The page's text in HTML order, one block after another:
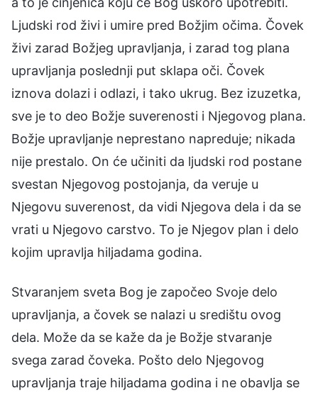
Ljudski rod živi i umire pred Božjim očima. Čovek
živi zarad Božjeg upravljanja, i zarad tog plana
upravljanja poslednji put sklapa oči. Čovek
iznova dolazi i odlazi, i tako ukrug. Bez izuzetka,
sve je to deo Božje suverenosti i Njegovog plana.
Božje upravljanje neprestano napreduje; nikada
nije prestalo. On će učiniti da ljudski rod postane
svestan Njegovog postojanja, da veruje u
Njegovu suverenost, da vidi Njegova dela i da se
vrati u Njegovo carstvo. To je Njegov plan i delo
kojim upravlja hiljadama godina.
Stvaranjem sveta Bog je započeo Svoje delo
upravljanja, a čovek se nalazi u središtu ovog
dela. Može da se kaže da je Božje stvaranje
svega zarad čoveka. Pošto delo Njegovog
upravljanja traje hiljadama godina i ne obavlja se